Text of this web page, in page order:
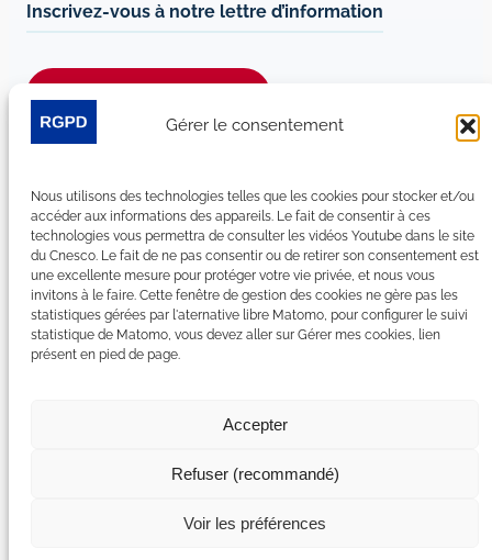
Gérer le consentement
Nous utilisons des technologies telles que les cookies pour stocker et/ou
accéder aux informations des appareils. Le fait de consentir à ces
technologies vous permettra de consulter les vidéos Youtube dans le site
du Cnesco. Le fait de ne pas consentir ou de retirer son consentement est
une excellente mesure pour protéger votre vie privée, et nous vous
invitons à le faire. Cette fenêtre de gestion des cookies ne gère pas les
statistiques gérées par l'aternative libre Matomo, pour configurer le suivi
statistique de Matomo, vous devez aller sur Gérer mes cookies, lien
présent en pied de page.
Accepter
Refuser (recommandé)
Voir les préférences
Inscrivez-vous à notre lettre d’information
LinkedIn
YouTube
Facebook
Bluesky
Plan du site
Mentions légales
Gérer mes cookies
Déclaration de confidentialité